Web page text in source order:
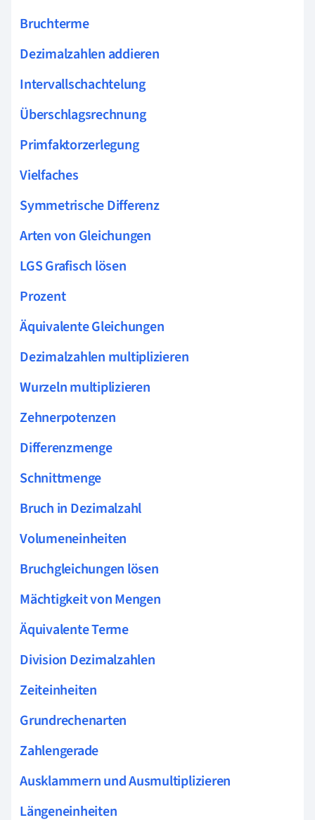
Bruchterme
Dezimalzahlen addieren
Intervallschachtelung
Überschlagsrechnung
Primfaktorzerlegung
Vielfaches
Symmetrische Differenz
Arten von Gleichungen
LGS Grafisch lösen
Prozent
Äquivalente Gleichungen
Dezimalzahlen multiplizieren
Wurzeln multiplizieren
Zehnerpotenzen
Differenzmenge
Schnittmenge
Bruch in Dezimalzahl
Volumeneinheiten
Bruchgleichungen lösen
Mächtigkeit von Mengen
Äquivalente Terme
Division Dezimalzahlen
Zeiteinheiten
Grundrechenarten
Zahlengerade
Ausklammern und Ausmultiplizieren
Längeneinheiten